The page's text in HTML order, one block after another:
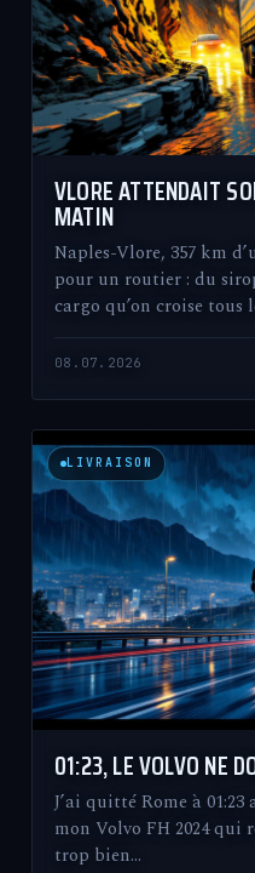
VLORE ATTENDAIT
MATIN
Naples-Vlore, 357 km
pour un routier : du
cargo qu’on croise tous
08.07.2026
LIVRAISON
01:23, LE VOLVO NE
J’ai quitté Rome à
mon Volvo FH 2024
trop bien…